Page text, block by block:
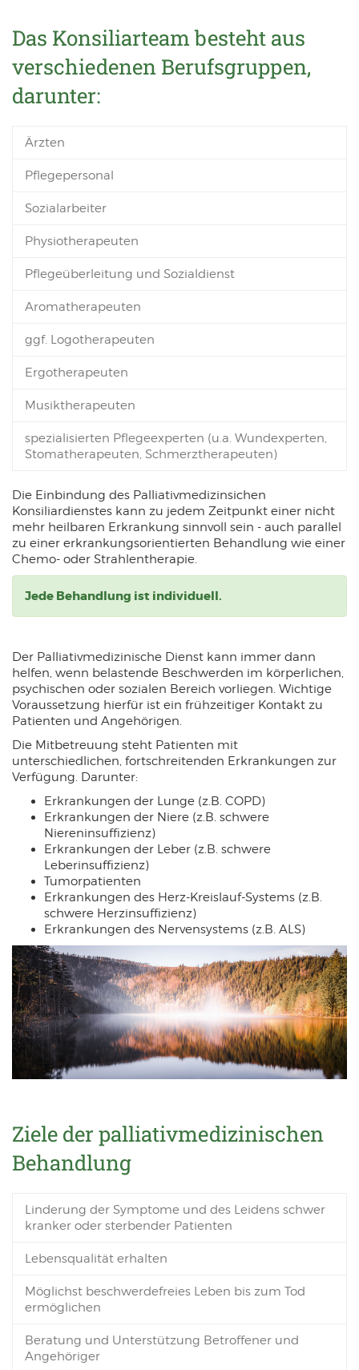
Das Konsiliarteam besteht aus
verschiedenen Berufsgruppen,
darunter:
Ärzten
Pflegepersonal
Sozialarbeiter
Physiotherapeuten
Pflegeüberleitung und Sozialdienst
Aromatherapeuten
ggf. Logotherapeuten
Ergotherapeuten
Musiktherapeuten
spezialisierten Pflegeexperten (u.a. Wundexperten,
Stomatherapeuten, Schmerztherapeuten)
Die Einbindung des Palliativmedizinsichen
Konsiliardienstes kann zu jedem Zeitpunkt einer nicht
mehr heilbaren Erkrankung sinnvoll sein - auch parallel
zu einer erkrankungsorientierten Behandlung wie einer
Chemo- oder Strahlentherapie.
Jede Behandlung ist individuell.
Der Palliativmedizinische Dienst kann immer dann
helfen, wenn belastende Beschwerden im körperlichen,
psychischen oder sozialen Bereich vorliegen. Wichtige
Voraussetzung hierfür ist ein frühzeitiger Kontakt zu
Patienten und Angehörigen.
Die Mitbetreuung steht Patienten mit
unterschiedlichen, fortschreitenden Erkrankungen zur
Verfügung. Darunter:
Erkrankungen der Lunge (z.B. COPD)
Erkrankungen der Niere (z.B. schwere
Niereninsuffizienz)
Erkrankungen der Leber (z.B. schwere
Leberinsuffizienz)
Tumorpatienten
Erkrankungen des Herz-Kreislauf-Systems (z.B.
schwere Herzinsuffizienz)
Erkrankungen des Nervensystems (z.B. ALS)
Ziele der palliativmedizinischen
Behandlung
Linderung der Symptome und des Leidens schwer
kranker oder sterbender Patienten
Lebensqualität erhalten
Möglichst beschwerdefreies Leben bis zum Tod
ermöglichen
Beratung und Unterstützung Betroffener und
Angehöriger